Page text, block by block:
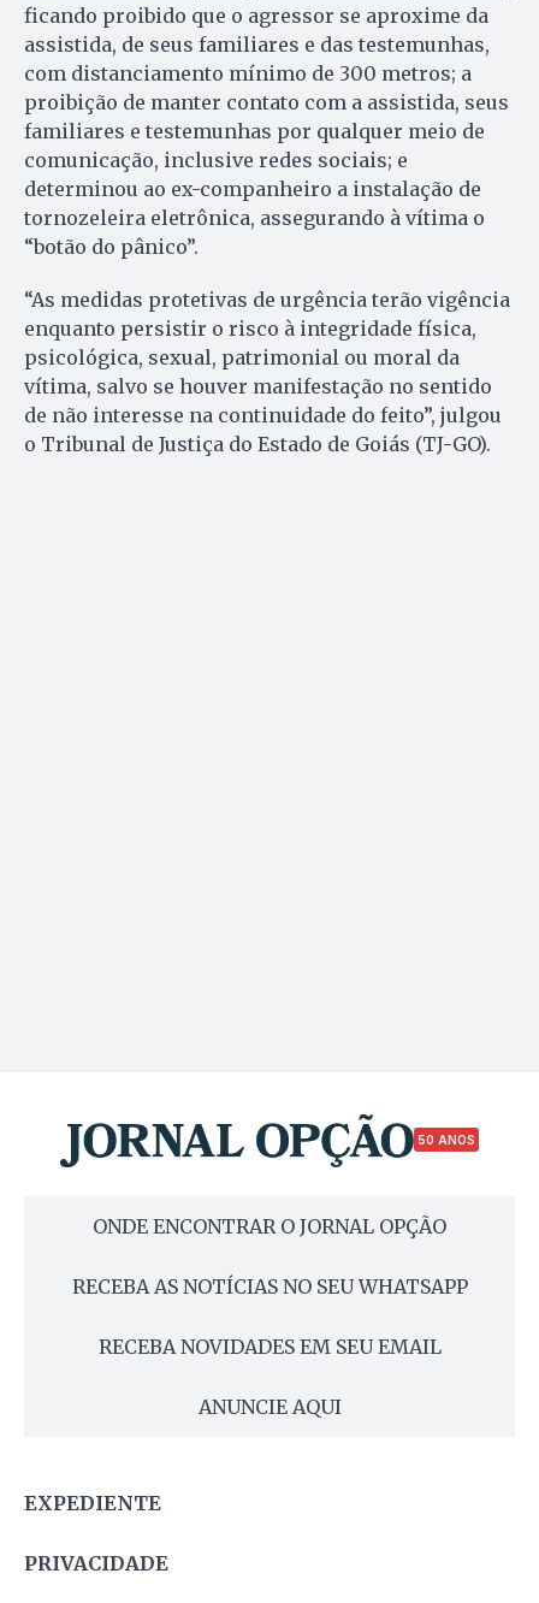
ficando proibido que o agressor se aproxime da
assistida, de seus familiares e das testemunhas,
com distanciamento mínimo de 300 metros; a
proibição de manter contato com a assistida, seus
familiares e testemunhas por qualquer meio de
comunicação, inclusive redes sociais; e
determinou ao ex-companheiro a instalação de
tornozeleira eletrônica, assegurando à vítima o
“botão do pânico”.
“As medidas protetivas de urgência terão vigência
enquanto persistir o risco à integridade física,
psicológica, sexual, patrimonial ou moral da
vítima, salvo se houver manifestação no sentido
de não interesse na continuidade do feito”, julgou
o Tribunal de Justiça do Estado de Goiás (TJ-GO).
50 ANOS
ONDE ENCONTRAR O JORNAL OPÇÃO
RECEBA AS NOTÍCIAS NO SEU WHATSAPP
RECEBA NOVIDADES EM SEU EMAIL
ANUNCIE AQUI
EXPEDIENTE
PRIVACIDADE